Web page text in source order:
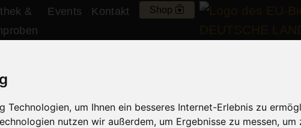
um Ihnen ein besseres Internet-Erlebnis zu
nutzen wir außerdem, um Ergebnisse zu messen,
&
Events Kontakt Shop
Rot